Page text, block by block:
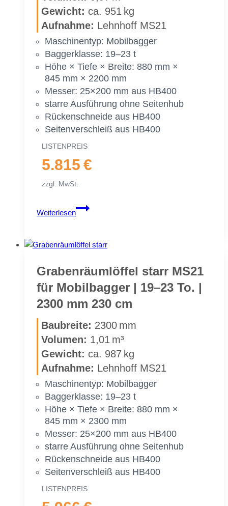
|
19–
2100 mm
210 cm
Ge­wicht: ca. 951 kg
Auf­nah­me: Lehn­hoff MS21
Ma­schi­nen­typ: Mo­bil­bag­ger
Bag­ger­klas­se: 19–23 t
Höhe × Tie­fe × Brei­te: 880 mm ×
845 mm × 2200 mm
Mes­ser: 25×200 mm aus HB400
star­re Aus­füh­rung ohne Sei­ten­hub
Rü­cken­schnei­de aus HB400
Sei­ten­ver­schleiß aus HB400
LIS­TEN­PREIS
5.815 €
zzgl. MwSt.
Weiterlesen
Gra­
ben­
löf­
starr
für
Mo­
bag­
ger
|
19–
2200 mm
220 cm
Gra­ben­räum­löf­fel starr MS21
für Mo­bil­bag­ger | 19–23 To. |
2300 mm 230 cm
Bau­brei­te: 2300 mm
Vo­lu­men: 1,01 m³
Ge­wicht: ca. 987 kg
Auf­nah­me: Lehn­hoff MS21
Ma­schi­nen­typ: Mo­bil­bag­ger
Bag­ger­klas­se: 19–23 t
Höhe × Tie­fe × Brei­te: 880 mm ×
845 mm × 2300 mm
Mes­ser: 25×200 mm aus HB400
star­re Aus­füh­rung ohne Sei­ten­hub
Rü­cken­schnei­de aus HB400
Sei­ten­ver­schleiß aus HB400
LIS­TEN­PREIS